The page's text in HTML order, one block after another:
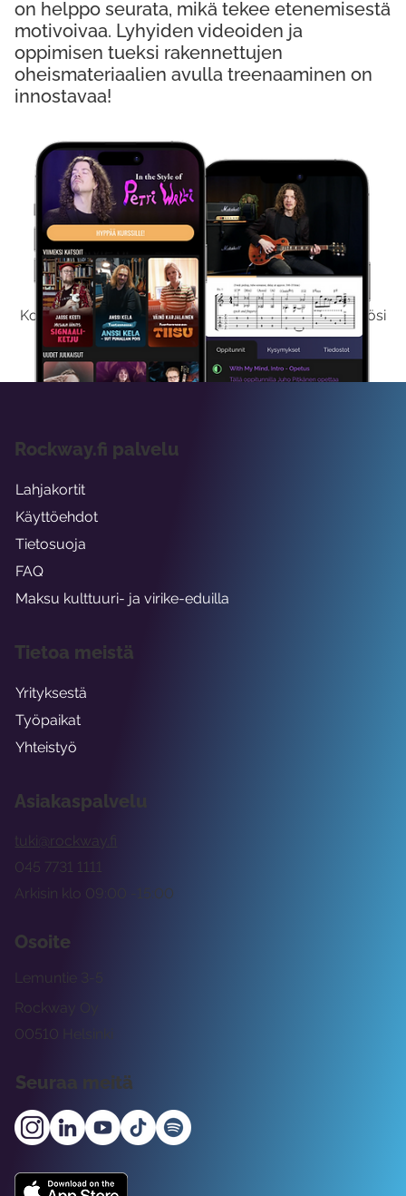
Kokeile Ilmaiseksi
Kokeilemalla ilmaiseksi saat koko sisältömme käyttöösi
viikon ajaksi.
on helppo seurata, mikä tekee etenemisestä
motivoivaa. Lyhyiden videoiden ja
oppimisen tueksi rakennettujen
oheismateriaalien avulla treenaaminen on
innostavaa!
Asiakaspalvelu
tuki@rockway.fi
Arkisin klo 09:00 -15:00
045 7731 1111
Osoite
Rockway Oy
Lemuntie 3-5
00510 Helsinki
Seuraa meitä
Rockway.fi palvelu
Lahjakortit
Käyttöehdot
Tietosuoja
FAQ
Maksu kulttuuri- ja virike-eduilla
Tietoa meistä
Yrityksestä
Työpaikat
Yhteistyö